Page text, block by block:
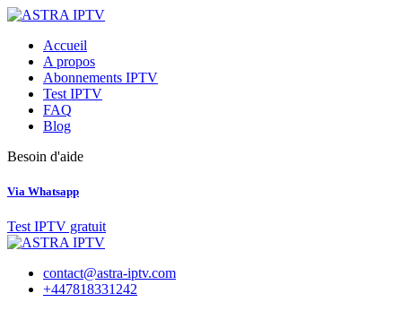
Skip
contentAccueil
A propos
Abonnements IPTV
Test IPTV
FAQ
Blog
Besoin d'aide
Via Whatsapp
Test IPTV gratuit
contact@astra-iptv.com
+447818331242